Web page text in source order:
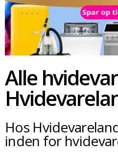
SOMMERUDSALG
Alle
Hos
inden for